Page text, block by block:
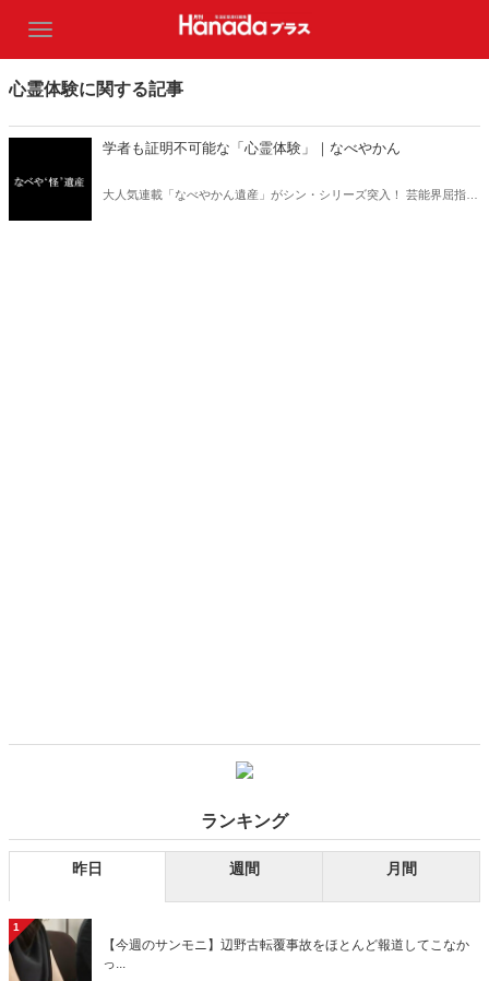
心霊体験に関する記事
学者も証明不可能な「心霊体験」｜なべやかん
大人気連載「なべやかん遺産」がシン・シリーズ突入！ 芸能界屈指の
ランキング
昨日 週間 月間
1
【今週のサンモニ】辺野古転覆事故をほとんど報道してこなか
っ...